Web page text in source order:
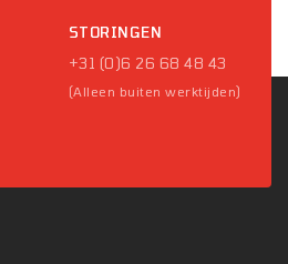
STORINGEN
+31 (0)6 26 68 48 43
(Alleen buiten werktijden)